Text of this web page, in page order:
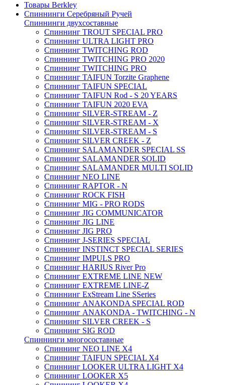
Товары Berkley
Спиннинги Серебряный Ручей
Спиннинги двухсоставные
Спиннинг TROUT SPECIAL PRO
Спиннинг ULTRA LIGHT PRO
Спиннинг TWITCHING ROD
Спиннинг TWITCHING PRO 2020
Спиннинг TWITCHING PRO
Спиннинг TAIFUN Torzite Graphene
Спиннинг TAIFUN SPECIAL
Спиннинг TAIFUN Rod - S 20 YEARS
Спиннинг TAIFUN 2020 EVA
Спиннинг SILVER-STREAM - Z
Спиннинг SILVER-STREAM - X
Спиннинг SILVER-STREAM - S
Спиннинг SILVER CREEK - Z
Спиннинг SALAMANDER SPECIAL SS
Спиннинг SALAMANDER SOLID
Спиннинг SALAMANDER MULTI SOLID
Спиннинг NEO LINE
Спиннинг RAPTOR - N
Спиннинг ROCK FISH
Спиннинг MIG - PRO RODS
Спиннинг JIG COMMUNICATOR
Спиннинг JIG LINE
Спиннинг JIG PRO
Спиннинг J-SERIES SPECIAL
Спиннинг INSTINCT SPECIAL SERIES
Спиннинг IMPULS PRO
Спиннинг HARIUS River Pro
Спиннинг EXTREME LINE NEW
Спиннинг EXTREME LINE-Z
Спиннинг ExStream Line SSeries
Спиннинг ANAKONDA SPECIAL ROD
Спиннинг ANAKONDA - TWITCHING - N
Спиннинг SILVER CREEK - S
Спиннинг SIG ROD
Спиннинги многосоставные
Спиннинг NEO LINE X4
Спиннинг TAIFUN SPECIAL X4
Спиннинг LOOKER ULTRA LIGHT X4
Спиннинг LOOKER X5